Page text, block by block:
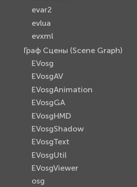
evar2
evlua
evxml
Граф Сцены (Scene Graph)
EVosg
EVosgAV
EVosgAnimation
EVosgGA
EVosgHMD
EVosgShadow
EVosgText
EVosgUtil
EVosgViewer
osg